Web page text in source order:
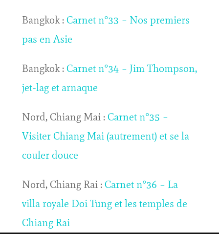
Bangkok : Carnet n°33 – Nos premiers
pas en Asie
Bangkok : Carnet n°34 – Jim Thompson,
jet-lag et arnaque
Nord, Chiang Mai : Carnet n°35 –
Visiter Chiang Mai (autrement) et se la
couler douce
Nord, Chiang Rai : Carnet n°36 – La
villa royale Doi Tung et les temples de
Chiang Rai